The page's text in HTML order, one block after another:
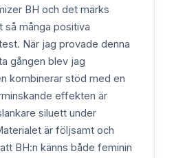
BH och det märks
många positiva
När jag provade denna
gången blev jag
kombinerar stöd med en
effekten är
siluett under
är följsamt och
BH:n känns både feminin